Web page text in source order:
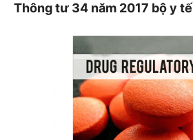
Thông tư 34 năm 2017 bộ y tế